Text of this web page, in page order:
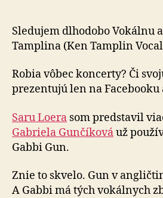
Sledujem dlhodobo Vokálnu
Tamplina (Ken Tamplin
Robia vôbec koncerty? Či
prezentujú len na Facebooku
Saru Loera som predstavil
Gabriela Gunčíkováuž
Gabbi Gun.
Znie to skvelo. Gun v
A Gabbi má tých vokálnych